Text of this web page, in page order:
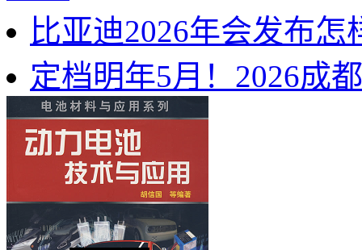
比亚迪2026年会发布
定档明年5月！2026成